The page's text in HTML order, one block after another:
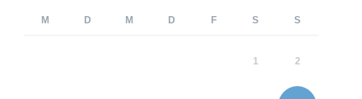
M D M D F S S
1 2